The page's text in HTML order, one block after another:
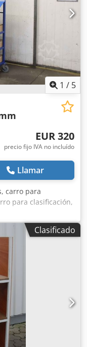
1 / 5
EUR 320
precio fijo IVA no incluído
Llamar
carro para
para clasificación,
móvil -Carro
de escritura y
con inserto de
freno -
-Peso: 93 kg
Clasificado